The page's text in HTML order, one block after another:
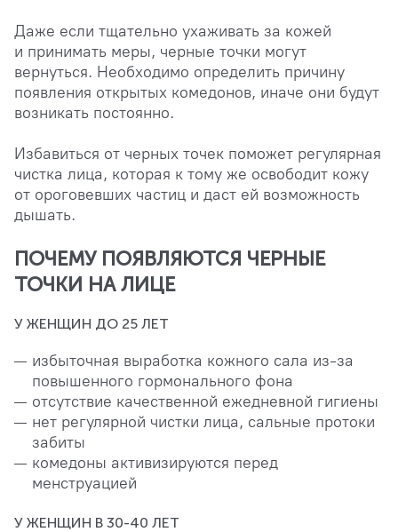
Даже если тщательно ухаживать за кожей
и принимать меры, черные точки могут
вернуться. Необходимо определить причину
появления открытых комедонов, иначе они будут
возникать постоянно.
Избавиться от черных точек поможет регулярная
чистка лица, которая к тому же освободит кожу
от ороговевших частиц и даст ей возможность
дышать.
ПОЧЕМУ ПОЯВЛЯЮТСЯ ЧЕРНЫЕ
ТОЧКИ НА ЛИЦЕ
У ЖЕНЩИН ДО 25 ЛЕТ
избыточная выработка кожного сала из-за
повышенного гормонального фона
отсутствие качественной ежедневной гигиены
нет регулярной чистки лица, сальные протоки
забиты
комедоны активизируются перед
менструацией
У ЖЕНЩИН В 30-40 ЛЕТ